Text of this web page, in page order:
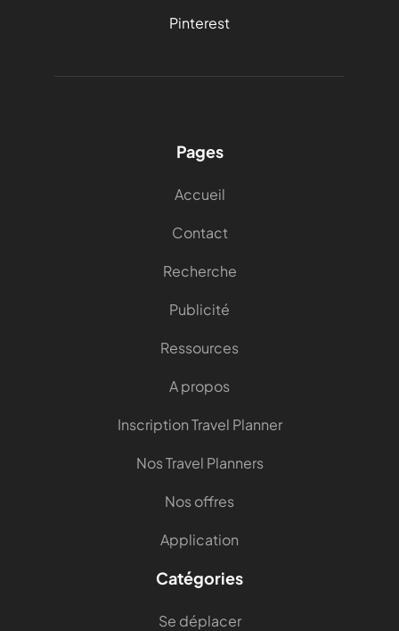
Pinterest
Pages
Accueil
Contact
Recherche
Publicité
Ressources
A propos
Inscription Travel Planner
Nos Travel Planners
Nos offres
Application
Catégories
Se déplacer